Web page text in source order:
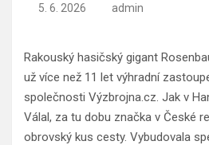
5. 6. 2026 admin
Rakouský hasičský gigant
už více než 11 let výhradní
společnosti Výzbrojna.cz. Jak v
Válal, za tu dobu značka v České
obrovský kus cesty. Vybudovala